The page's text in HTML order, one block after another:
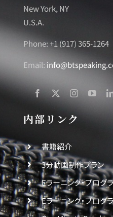
New York, NY
U.S.A.
Phone: +1 (917) 365-1264
Email:
内部リンク
書籍紹介
3分動画制作プラン
Eラーニング・プログ
Eラーニング・プログ